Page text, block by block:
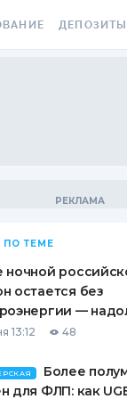
ВИНЬЕТКА
СОТРУДНИКОВ
ОТ
СЛУЧАЕВ
ДЕПОЗИТЫ
ВОПРОСЫ И
ПО ТЕМЕ
ночной
остается без
—
13:12 48
Более
для ФЛП: как